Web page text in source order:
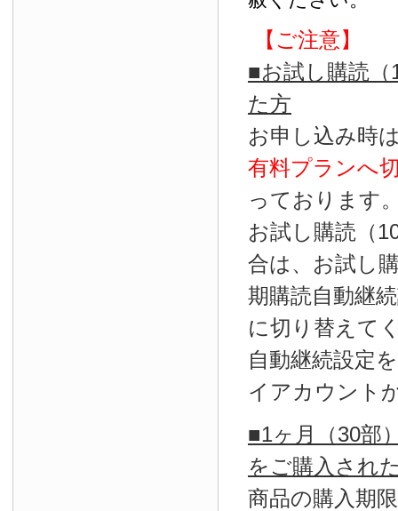
【ご注意】
■お試し購読
た方
お申し込み時
有料プランへ
っております
お試し購読（
合は、お試し
期購読自動継
に切り替えて
自動継続設定
イアカウント
■1ヶ月（30部
をご購入され
商品の購入期